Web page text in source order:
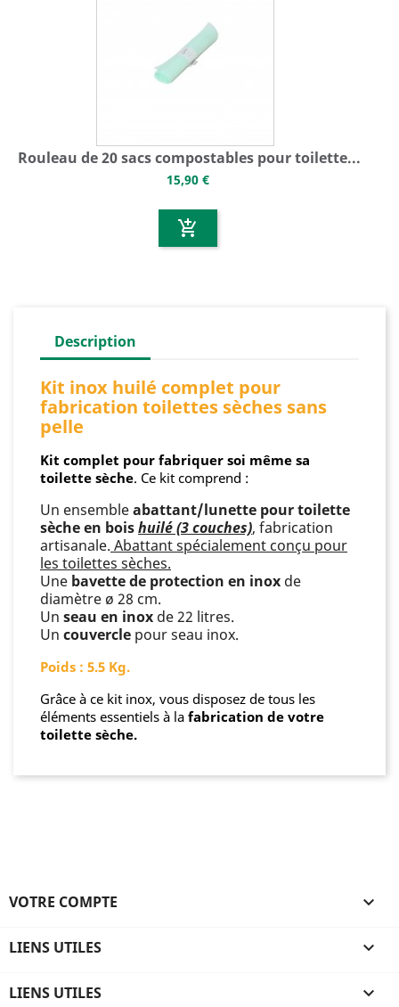
Rouleau de 20 sacs compostables pour toilette...
15,90 €
add_shopping_cart
Description
Kit inox huilé complet pour
fabrication toilettes sèches sans
pelle
Kit complet pour fabriquer soi même sa
toilette sèche. Ce kit comprend :
Un ensembleabattant/lunette pour toilette
sèche en boishuilé (3 couches), fabrication
artisanale. Abattant spécialement conçu pour
les toilettes sèches.
Une bavette de protection en inox de
diamètre ø 28 cm.
Un seau en inox de 22 litres.
Un couvercle pour seau inox.
Poids : 5.5 Kg.
Grâce à ce kit inox, vous disposez de tous les
éléments essentiels à la fabrication de votre
toilette sèche.
VOTRE COMPTE 
LIENS UTILES 
LIENS UTILES 